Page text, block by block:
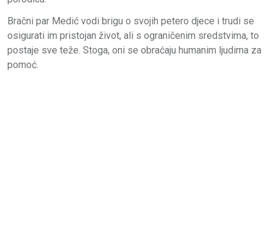
Bračni par Medić vodi brigu o svojih petero djece i trudi se
osigurati im pristojan život, ali s ograničenim sredstvima, to
postaje sve teže. Stoga, oni se obraćaju humanim ljudima za
pomoć.